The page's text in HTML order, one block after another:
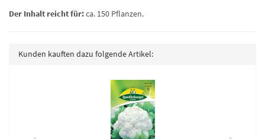
Der Inhalt reicht für:ca. 150 Pflanzen.
Kunden kauften dazu folgende Artikel: